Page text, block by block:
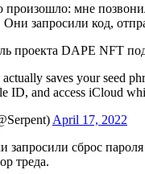
произошло: мне
запросили код,
проекта DAPE NFT
saves your seed
ID, and access iCloud
April 17, 2022
запросили сброс
треда.